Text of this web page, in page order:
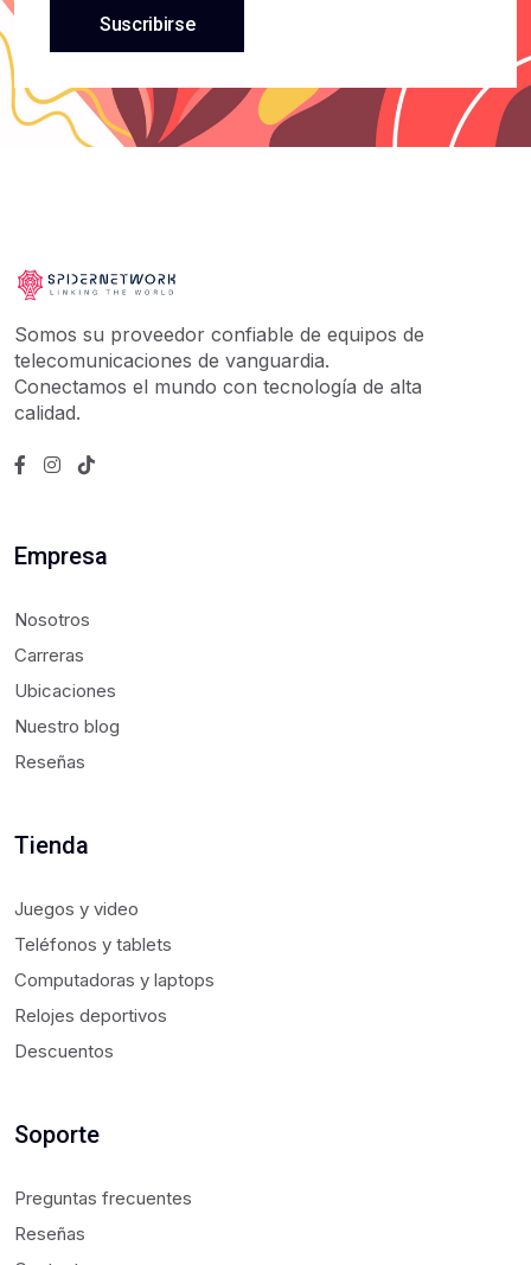
Suscribirse
Somos su proveedor confiable de equipos de
telecomunicaciones de vanguardia.
Conectamos el mundo con tecnología de alta
calidad.
Empresa
Nosotros
Carreras
Ubicaciones
Nuestro blog
Reseñas
Tienda
Juegos y video
Teléfonos y tablets
Computadoras y laptops
Relojes deportivos
Descuentos
Soporte
Preguntas frecuentes
Reseñas